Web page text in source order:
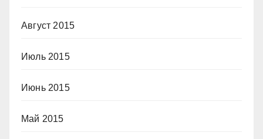
Август 2015
Июль 2015
Июнь 2015
Май 2015